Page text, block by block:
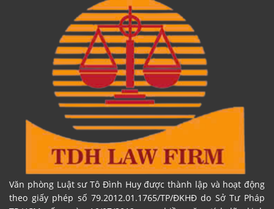
Văn phòng Luật sư Tô Đình Huy được thành lập và hoạt động
theo giấy phép số 79.2012.01.1765/TP/ĐKHĐ do Sở Tư Pháp